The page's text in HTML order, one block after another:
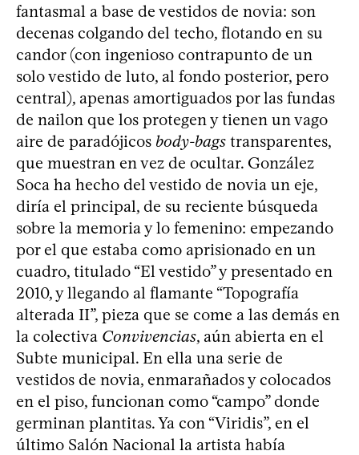
fantasmal a base de vestidos de novia: son
decenas colgando del techo, flotando en su
candor (con ingenioso contrapunto de un
solo vestido de luto, al fondo posterior, pero
central), apenas amortiguados por las fundas
de nailon que los protegen y tienen un vago
aire de paradójicos body-bags transparentes,
que muestran en vez de ocultar. González
Soca ha hecho del vestido de novia un eje,
diría el principal, de su reciente búsqueda
sobre la memoria y lo femenino: empezando
por el que estaba como aprisionado en un
cuadro, titulado “El vestido” y presentado en
2010, y llegando al flamante “Topografía
alterada II”, pieza que se come a las demás en
la colectiva Convivencias, aún abierta en el
Subte municipal. En ella una serie de
vestidos de novia, enmarañados y colocados
en el piso, funcionan como “campo” donde
germinan plantitas. Ya con “Viridis”, en el
último Salón Nacional la artista había